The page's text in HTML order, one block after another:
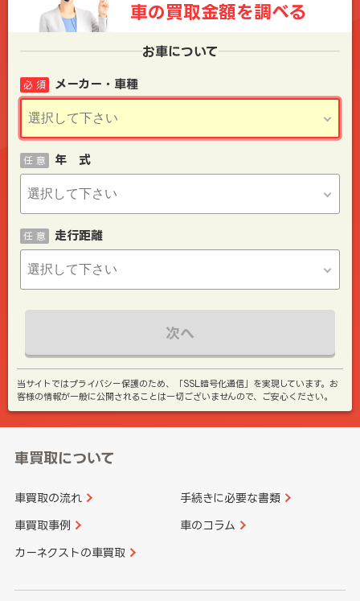
車の買取金額を調べる
お車について
メーカー・車種
必 須
年 式
任 意
走行距離
任 意
次へ
当サイトではプライバシー保護のため、「SSL暗号化通信」を実現しています。お
客様の情報が一般に公開されることは一切ございませんので、ご安心ください。
車買取について
車買取の流れ 手続きに必要な書類
車買取事例 車のコラム
カーネクストの車買取